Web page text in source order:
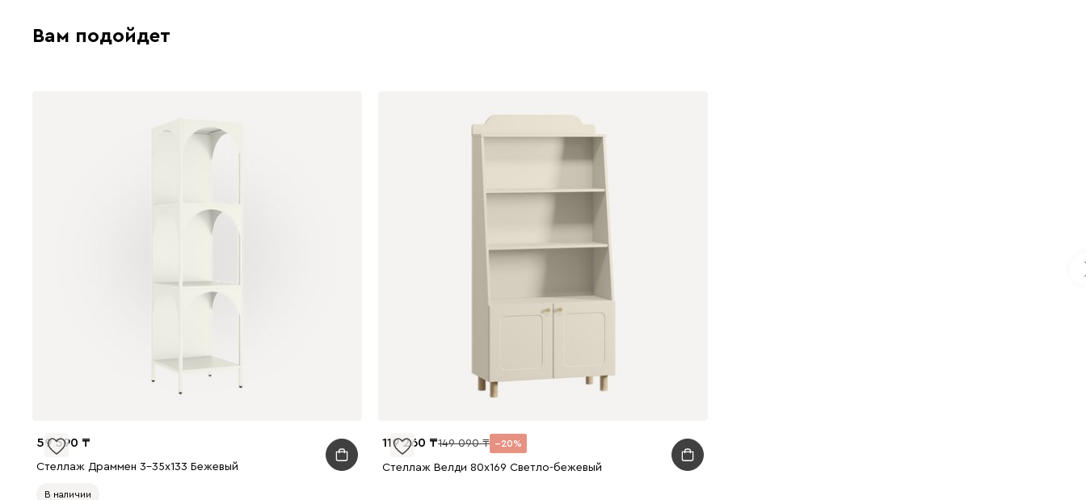
Вам подойдет
59 590
Стеллаж Драммен 3-35x133 Бежевый
В наличии
119 260 149 090 20
Стеллаж Велди 80x169 Светло-бежевый